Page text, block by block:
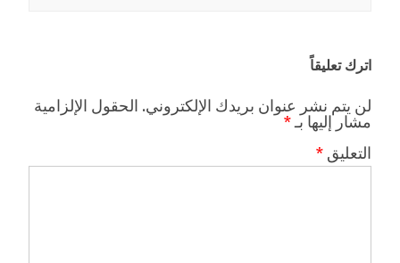
اترك تعليقاً
لن يتم نشر عنوان بريدك الإلكتروني. الحقول الإلزامية
مشار إليها بـ *
التعليق *